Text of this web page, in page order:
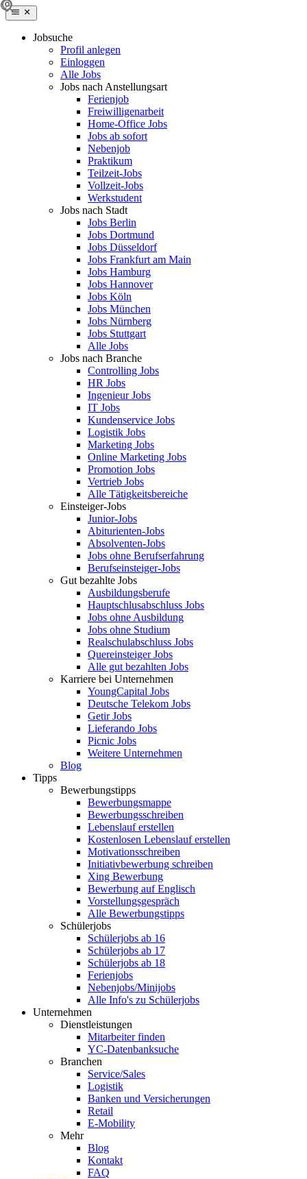
Jobsuche
Profil anlegen
Einloggen
Alle Jobs
Jobs nach Anstellungsart
Ferienjob
Freiwilligenarbeit
Home-Office Jobs
Jobs ab sofort
Nebenjob
Praktikum
Teilzeit-Jobs
Vollzeit-Jobs
Werkstudent
Jobs nach Stadt
Jobs Berlin
Jobs Dortmund
Jobs Düsseldorf
Jobs Frankfurt am Main
Jobs Hamburg
Jobs Hannover
Jobs Köln
Jobs München
Jobs Nürnberg
Jobs Stuttgart
Alle Jobs
Jobs nach Branche
Controlling Jobs
HR Jobs
Ingenieur Jobs
IT Jobs
Kundenservice Jobs
Logistik Jobs
Marketing Jobs
Online Marketing Jobs
Promotion Jobs
Vertrieb Jobs
Alle Tätigkeitsbereiche
Einsteiger-Jobs
Junior-Jobs
Abiturienten-Jobs
Absolventen-Jobs
Jobs ohne Berufserfahrung
Berufseinsteiger-Jobs
Gut bezahlte Jobs
Ausbildungsberufe
Hauptschlusabschluss Jobs
Jobs ohne Ausbildung
Jobs ohne Studium
Realschulabschluss Jobs
Quereinsteiger Jobs
Alle gut bezahlten Jobs
Karriere bei Unternehmen
YoungCapital Jobs
Deutsche Telekom Jobs
Getir Jobs
Lieferando Jobs
Picnic Jobs
Weitere Unternehmen
Blog
Tipps
Bewerbungstipps
Bewerbungsmappe
Bewerbungsschreiben
Lebenslauf erstellen
Kostenlosen Lebenslauf erstellen
Motivationsschreiben
Initiativbewerbung schreiben
Xing Bewerbung
Bewerbung auf Englisch
Vorstellungsgespräch
Alle Bewerbungstipps
Schülerjobs
Schülerjobs ab 16
Schülerjobs ab 17
Schülerjobs ab 18
Ferienjobs
Nebenjobs/Minijobs
Alle Info's zu Schülerjobs
Unternehmen
Dienstleistungen
Mitarbeiter finden
YC-Datenbanksuche
Branchen
Service/Sales
Logistik
Banken und Versicherungen
Retail
E-Mobility
Mehr
Blog
Kontakt
FAQ